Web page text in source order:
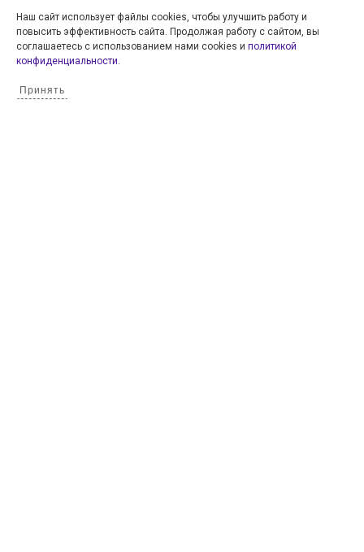
Подробнее о прогнозе на world-weather.ru
ТК «Дзержинск» о нас
Наш сайт использует файлы cookies, чтобы улучшить работу и
повысить эффективность сайта. Продолжая работу с сайтом, вы
соглашаетесь с использованием нами cookies и политикой
конфиденциальности.
Принять